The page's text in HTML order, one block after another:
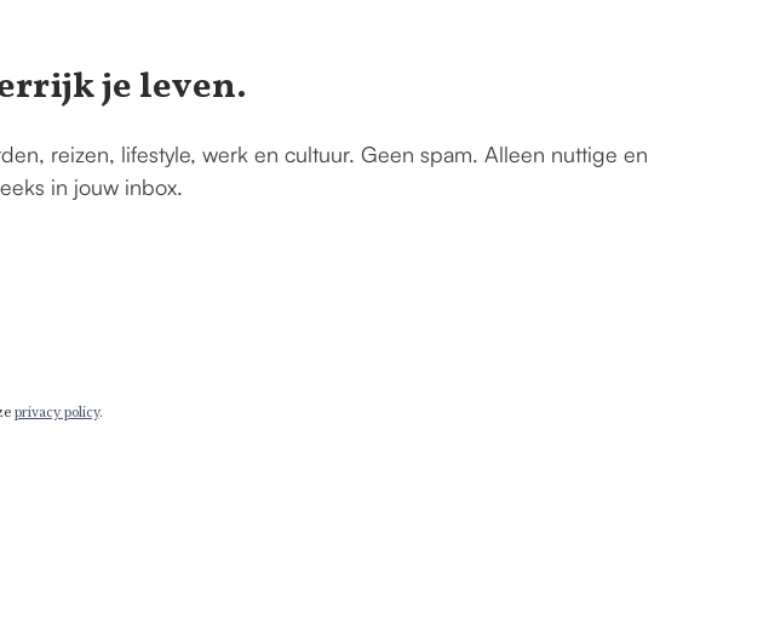
je leven.
reizen, lifestyle, werk en cultuur. Geen spam. Alleen nuttige en
in jouw inbox.
privacy policy.